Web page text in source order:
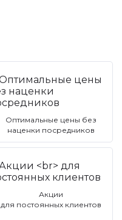
Оптимальные цены без
наценки посредников
Акции
для постоянных клиентов